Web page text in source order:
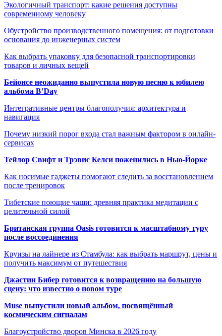
Экологичный транспорт: какие решения доступны
современному человеку
Обустройство производственного помещения: от подготовки
основания до инженерных систем
Как выбрать упаковку для безопасной транспортировки
товаров и личных вещей
Бейонсе неожиданно выпустила новую песню к юбилею
альбома B’Day
Интегративные центры благополучия: архитектура и
навигация
Почему низкий порог входа стал важным фактором в онлайн-
сервисах
Тейлор Свифт и Трэвис Келси поженились в Нью-Йорке
Как носимые гаджеты помогают следить за восстановлением
после тренировок
Тибетские поющие чаши: древняя практика медитации с
целительной силой
Британская группа Oasis готовится к масштабному туру
после воссоединения
Круизы на лайнере из Стамбула: как выбрать маршрут, цены и
получить максимум от путешествия
Джастин Бибер готовится к возвращению на большую
сцену: что известно о новом туре
Muse выпустили новый альбом, посвящённый
космическим сигналам
Благоустройство дворов Минска в 2026 году